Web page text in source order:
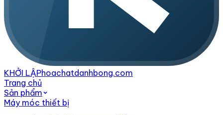
KHỞI LẬPhoachatdanhbong.com
Trang chủ
Sản phẩm
Máy móc thiết bị